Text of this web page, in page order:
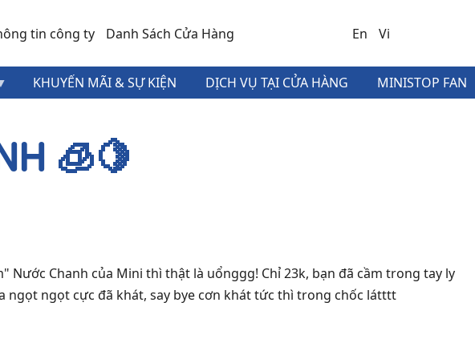
tin công ty Danh Sách Cửa Hàng En Vi
KHUYẾN MÃI & SỰ KIỆN DỊCH VỤ TẠI CỬA HÀNG MINISTOP FAN
🧊🍋
Nước Chanh của Mini thì thật là uổnggg! Chỉ 23k, bạn đã cầm trong tay ly
ngọt ngọt cực đã khát, say bye cơn khát tức thì trong chốc látttt